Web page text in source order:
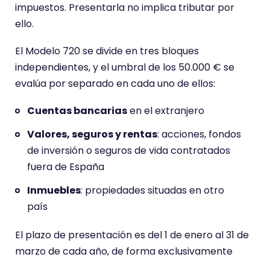
impuestos. Presentarla no implica tributar por
ello.
El Modelo 720 se divide en tres bloques
independientes, y el umbral de los 50.000 € se
evalúa por separado en cada uno de ellos:
Cuentas bancariasen el extranjero
Valores, seguros y rentas: acciones, fondos
de inversión o seguros de vida contratados
fuera de España
Inmuebles: propiedades situadas en otro
país
El plazo de presentación es del 1 de enero al 31 de
marzo de cada año, de forma exclusivamente